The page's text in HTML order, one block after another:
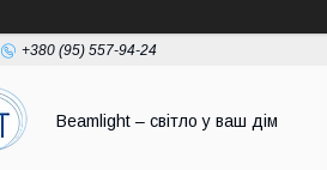
+380 (95) 557-94-24
Beamlight – світло у ваш дім